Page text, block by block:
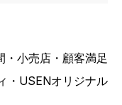
・小売店・顧客満足
・USENオリジナル